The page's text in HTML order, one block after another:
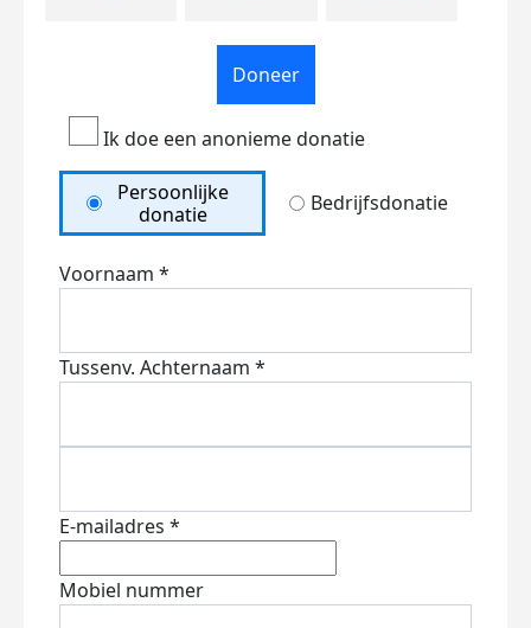
Doneer
Ik doe een anonieme donatie
Persoonlijke
donatie
Bedrijfsdonatie
Voornaam *
Tussenv. Achternaam *
E-mailadres *
Mobiel nummer